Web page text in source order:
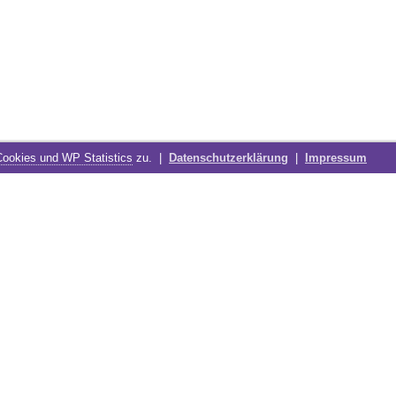
und WP Statistics zu. | Datenschutzerklärung Impressum